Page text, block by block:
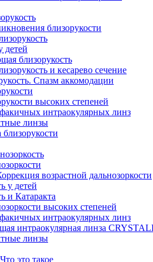
близорукости
детей
близорукость
и кесарево сечение
Спазм аккомодации
высоких степеней
интраокулярных линз
линзы
возрастной дальнозоркости
у детей
и Катаракта
высоких степеней
интраокулярных линз
интраокулярная линза
линзы
это такое